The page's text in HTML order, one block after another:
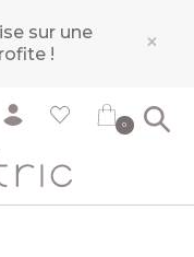
sur une
! ×
0